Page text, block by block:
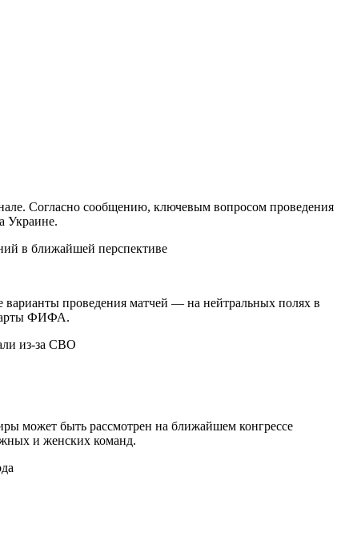
Согласно сообщению, ключевым вопросом проведения
Украине.
в ближайшей перспективе
варианты проведения матчей — на нейтральных полях в
ФИФА.
может быть рассмотрен на ближайшем конгрессе
и женских команд.